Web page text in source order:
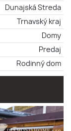
Dunajská Streda
Trnavský kraj
Domy
Predaj
Rodinný dom